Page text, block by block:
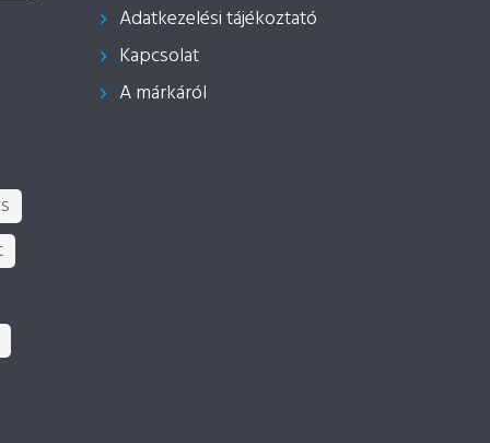
Adatkezelési tájékoztató
Kapcsolat
A márkáról